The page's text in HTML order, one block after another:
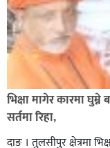
भिक्षा मागेर कारमा
सर्तमा रिहा,
दाङ । तुलसीपुर क्षेत्रमा